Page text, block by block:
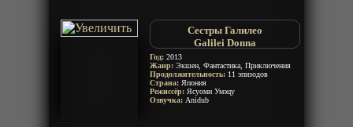
Сестры Галилео
Galilei Donna
Год: 2013
Жанр: Экшен, Фантастика, Приключения
Продолжительность: 11 эпизодов
Страна: Япония
Режиссёр: Ясуоми Умэцу
Озвучка: Anidub